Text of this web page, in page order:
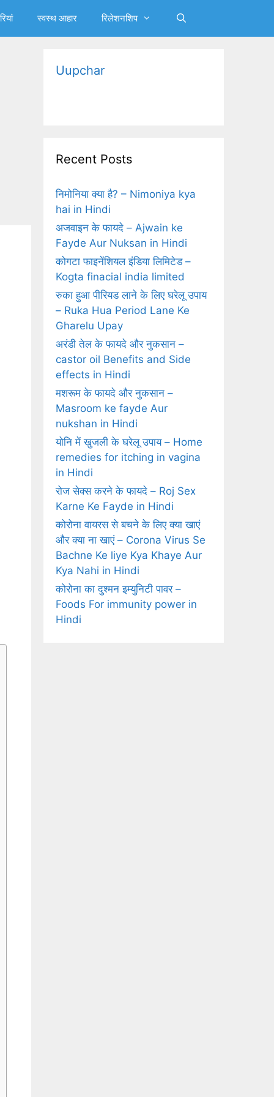
स्‍वस्‍थ आहार रिलेशनशिप
Uupchar
Recent Posts
निमोनिया क्‍या है? – Nimoniya kya
hai in Hindi
अजवाइन के फायदे – Ajwain ke
Fayde Aur Nuksan in Hindi
कोगटा फाइनेंशियल इंडिया लिमिटेड –
Kogta finacial india limited
रुका हुआ पीरियड लाने के लिए घरेलू उपाय
– Ruka Hua Period Lane Ke
Gharelu Upay
अरंडी तेल के फायदे और नुकसान –
castor oil Benefits and Side
effects in Hindi
मशरूम के फायदे और नुकसान –
Masroom ke fayde Aur
nukshan in Hindi
योनि में खुजली के घरेलू उपाय – Home
remedies for itching in vagina
in Hindi
रोज सेक्‍स करने के फायदे – Roj Sex
Karne Ke Fayde in Hindi
कोरोना वायरस से बचने के लिए क्या खाएं
और क्या ना खाएं – Corona Virus Se
Bachne Ke liye Kya Khaye Aur
Kya Nahi in Hindi
कोरोना का दुश्मन इम्युनिटी पावर –
Foods For immunity power in
Hindi